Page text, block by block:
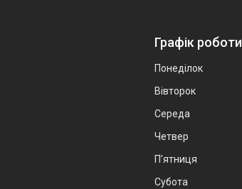
Графік роботи
Понеділок
Вівторок
Середа
Четвер
Пʼятниця
Субота